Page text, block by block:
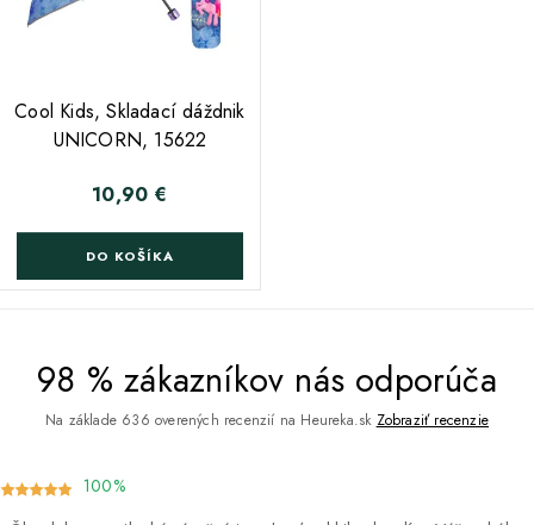
Cool Kids, Skladací dáždnik
UNICORN, 15622
Cena
10,90 €
DO KOŠÍKA
98 % zákazníkov nás odporúča
Na základe 636 overených recenzií na Heureka.sk Zobraziť recenzie
100%